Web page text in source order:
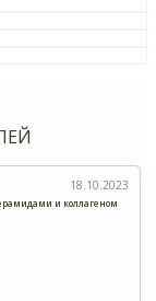
18.10.2023
и коллагеном